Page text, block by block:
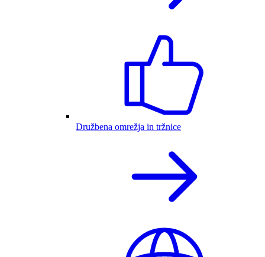
Družbena omrežja in tržnice